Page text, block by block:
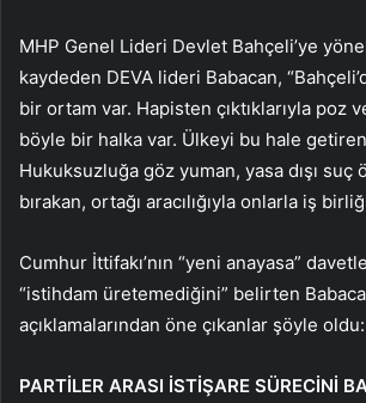
MHP Genel Lideri Devlet Bahçeli’ye
kaydeden DEVA lideri Babacan,
bir ortam var. Hapisten çıktıklarıyla poz
böyle bir halka var. Ülkeyi bu hale
Hukuksuzluğa göz yuman, yasa dışı suç
bırakan, ortağı aracılığıyla onlarla iş
Cumhur İttifakı’nın “yeni anayasa”
“istihdam üretemediğini” belirten
açıklamalarından öne çıkanlar şöyle oldu:
PARTİLER ARASI İSTİŞARE SÜRECİNİ